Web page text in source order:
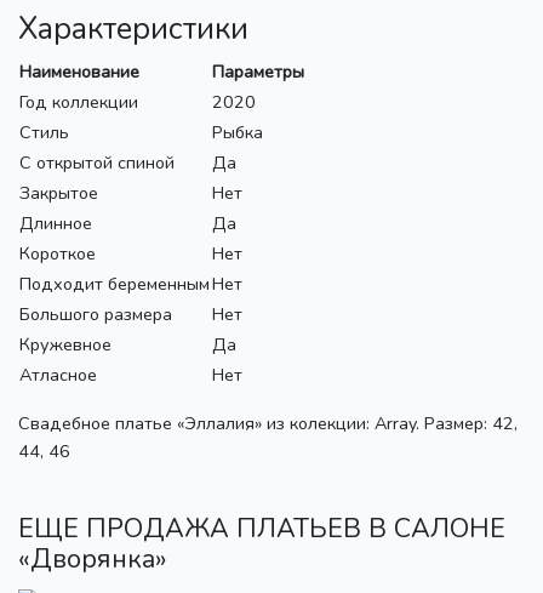
Характеристики
Наименование
Параметры
Год коллекции
2020
Стиль
Рыбка
С открытой спиной
Да
Закрытое
Нет
Длинное
Да
Короткое
Нет
Подходит беременнымНет
Большого размера
Нет
Кружевное
Да
Атласное
Нет
Свадебное платье «Эллалия» из колекции: Array. Размер: 42,
44, 46
ЕЩЕ ПРОДАЖА ПЛАТЬЕВ В САЛОНЕ
«Дворянка»